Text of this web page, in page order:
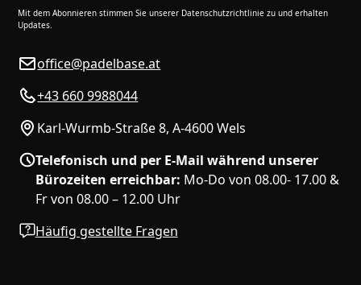
Mit dem Abonnieren stimmen Sie unserer Datenschutzrichtlinie zu und erhalten
Updates.
office@padelbase.at
+43 660 9988044
Karl-Wurmb-Straße 8, A-4600 Wels
Telefonisch und per E-Mail während unserer
Bürozeiten erreichbar: Mo-Do von 08.00- 17.00 &
Fr von 08.00 – 12.00 Uhr
Häufig gestellte Fragen